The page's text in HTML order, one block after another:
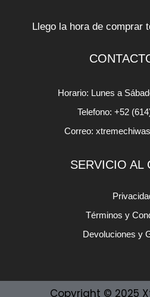
Llego la hora de comprar
Horario: Lunes a
Telefono: +52
Correo:
SERVICIO AL
Términos y
Devoluciones y
Copyright © 2025